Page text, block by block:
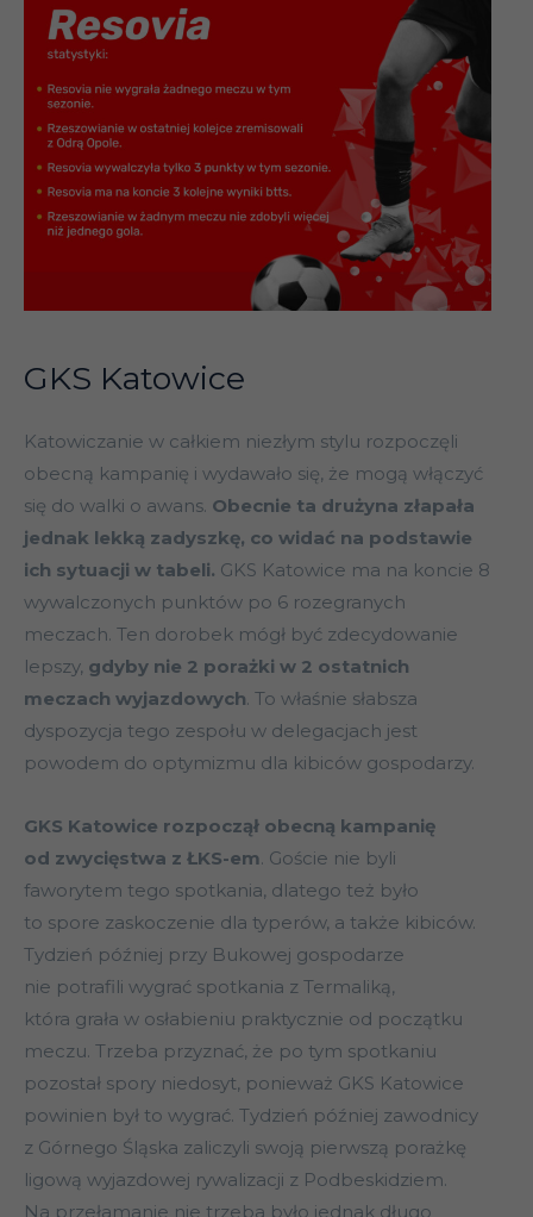
GKS Katowice
Katowiczanie w całkiem niezłym stylu rozpoczęli
obecną kampanię i wydawało się, że mogą włączyć
się do walki o awans. Obecnie ta drużyna złapała
jednak lekką zadyszkę, co widać na podstawie
ich sytuacji w tabeli. GKS Katowice ma na koncie 8
wywalczonych punktów po 6 rozegranych
meczach. Ten dorobek mógł być zdecydowanie
lepszy, gdyby nie 2 porażki w 2 ostatnich
meczach wyjazdowych. To właśnie słabsza
dyspozycja tego zespołu w delegacjach jest
powodem do optymizmu dla kibiców gospodarzy.
GKS Katowice rozpoczął obecną kampanię
od zwycięstwa z ŁKS-em. Goście nie byli
faworytem tego spotkania, dlatego też było
to spore zaskoczenie dla typerów, a także kibiców.
Tydzień później przy Bukowej gospodarze
nie potrafili wygrać spotkania z Termaliką,
która grała w osłabieniu praktycznie od początku
meczu. Trzeba przyznać, że po tym spotkaniu
pozostał spory niedosyt, ponieważ GKS Katowice
powinien był to wygrać. Tydzień później zawodnicy
z Górnego Śląska zaliczyli swoją pierwszą porażkę
ligową wyjazdowej rywalizacji z Podbeskidziem.
Na przełamanie nie trzeba było jednak długo